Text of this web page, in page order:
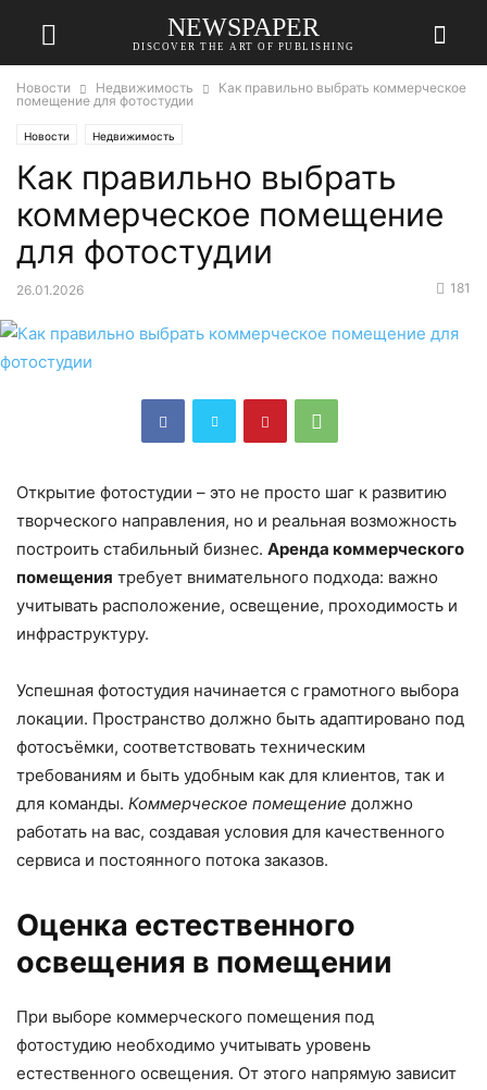
NEWSPAPER
DISCOVER THE ART OF PUBLISHING
Новости Недвижимость
Как правильно выбрать коммерческое
помещение для фотостудии
Новости Недвижимость
Как правильно выбрать
коммерческое помещение
для фотостудии
26.01.2026 181
Открытие фотостудии – это не просто шаг к развитию
творческого направления, но и реальная возможность
построить стабильный бизнес. Аренда коммерческого
помещения требует внимательного подхода: важно
учитывать расположение, освещение, проходимость и
инфраструктуру.
Успешная фотостудия начинается с грамотного выбора
локации. Пространство должно быть адаптировано под
фотосъёмки, соответствовать техническим
требованиям и быть удобным как для клиентов, так и
для команды. Коммерческое помещение должно
работать на вас, создавая условия для качественного
сервиса и постоянного потока заказов.
Оценка естественного
освещения в помещении
При выборе коммерческого помещения под
фотостудию необходимо учитывать уровень
естественного освещения. От этого напрямую зависит